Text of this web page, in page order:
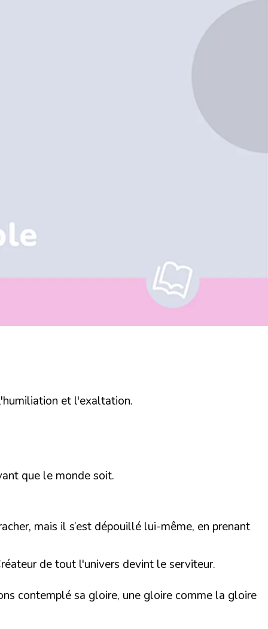
et l'exaltation.
que le monde soit.
mais il s’est dépouillé lui-même, en prenant
de tout l'univers devint le serviteur.
contemplé sa gloire, une gloire comme la gloire